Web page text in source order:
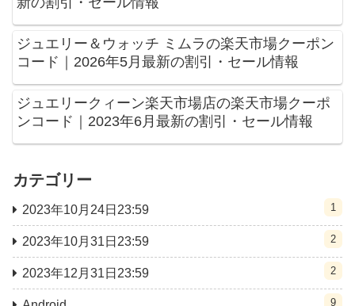
ジュエリー＆ウォッチ ミムラの楽天市場クーポン
コード｜2026年5月最新の割引・セール情報
ジュエリークィーン楽天市場店の楽天市場クーポ
ンコード｜2023年6月最新の割引・セール情報
カテゴリー
2023年10月24日23:59 1
2023年10月31日23:59 2
2023年12月31日23:59 2
9